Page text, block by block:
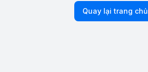
Quay lại trang chủ